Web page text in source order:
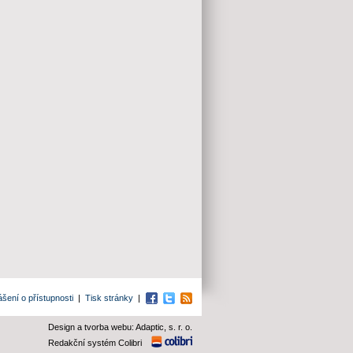
o přístupnosti | Tisk stránky | Facebook
TwitterRSS
Design a tvorba webu: Adaptic, s. r. o.
Redakční systém Colibri